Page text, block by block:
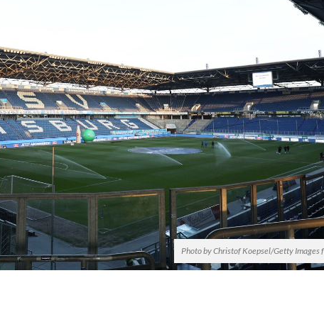
Photo by Christof Koepsel/Getty Images